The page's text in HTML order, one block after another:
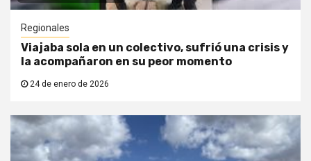
Regionales
Viajaba sola en un colectivo, sufrió una crisis y
la acompañaron en su peor momento
24 de enero de 2026